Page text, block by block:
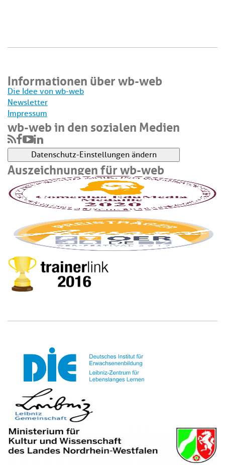
Informationen über wb-web
Die Idee von wb-web
Newsletter
Impressum
wb-web in den sozialen Medien
Datenschutz-Einstellungen ändern
Auszeichnungen für wb-web